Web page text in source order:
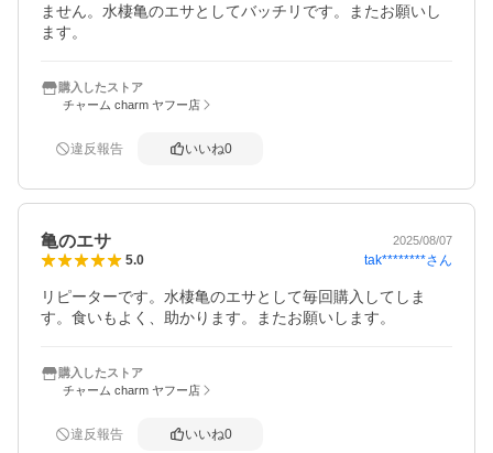
ません。水棲亀のエサとしてバッチリです。またお願いし
ます。
購入したストア
チャーム charm ヤフー店
違反報告 いいね0
亀のエサ 2025/08/07
5.0 tak********さん
リピーターです。水棲亀のエサとして毎回購入してしま
す。食いもよく、助かります。またお願いします。
購入したストア
チャーム charm ヤフー店
違反報告 いいね0